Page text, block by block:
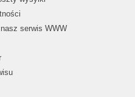
serwis WWW